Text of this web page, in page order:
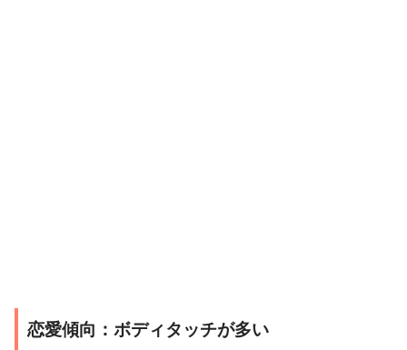
恋愛傾向：ボディタッチが多い